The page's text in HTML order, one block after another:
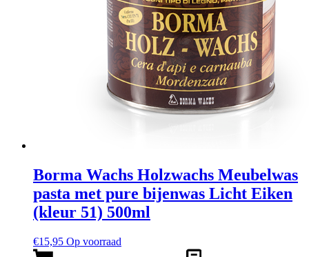
Borma Wachs Holzwachs Meubelwas
pasta met pure bijenwas Licht Eiken
(kleur 51) 500ml
€15,95 Op voorraad